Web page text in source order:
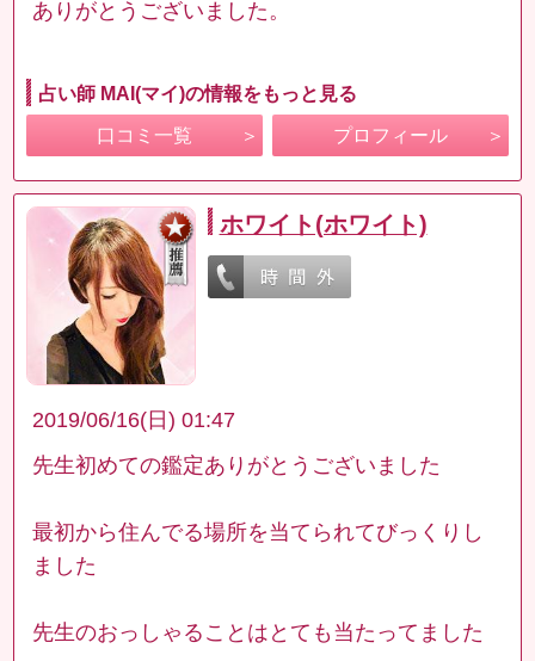
ありがとうございました。
占い師 MAI(マイ)の情報をもっと見る
口コミ一覧 プロフィール
ホワイト(ホワイト)
2019/06/16(日) 01:47
先生初めての鑑定ありがとうございました
最初から住んでる場所を当てられてびっくりし
ました
先生のおっしゃることはとても当たってました